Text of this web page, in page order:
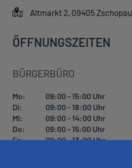
Altmarkt 2, 09405 Zschopau
ÖFFNUNGSZEITEN
BÜRGERBÜRO
Mo:
09:00 - 15:00 Uhr
Di:
09:00 - 18:00 Uhr
Mi:
09:00 - 14:00 Uhr
Do:
09:00 - 15:00 Uhr
Fr:
09:00 - 13:00 Uhr